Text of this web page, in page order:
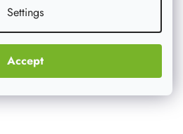
Settings
Accept